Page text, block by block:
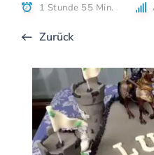
1 Stunde 55 Min.
Zurück